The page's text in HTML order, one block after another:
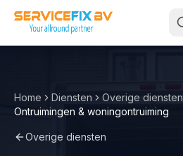
Direct naar inhoud
Home Diensten
Overige diensten
Ontruimingen & woningontruiming
Overige diensten